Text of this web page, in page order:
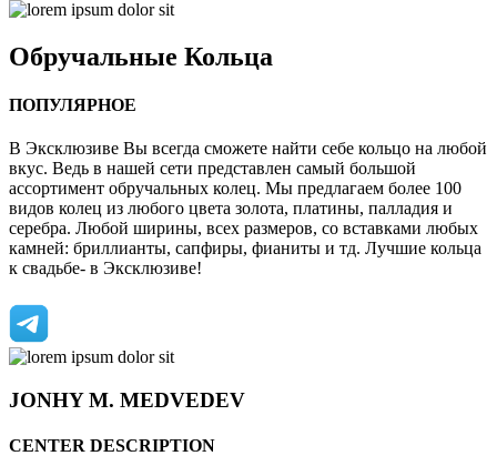
Обручальные Кольца
ПОПУЛЯРНОЕ
В Эксклюзиве Вы всегда сможете найти себе кольцо на любой
вкус. Ведь в нашей сети представлен самый большой
ассортимент обручальных колец. Мы предлагаем более 100
видов колец из любого цвета золота, платины, палладия и
серебра. Любой ширины, всех размеров, со вставками любых
камней: бриллианты, сапфиры, фианиты и тд. Лучшие кольца
к свадьбе- в Эксклюзиве!
JONHYM. MEDVEDEV
CENTER DESCRIPTION